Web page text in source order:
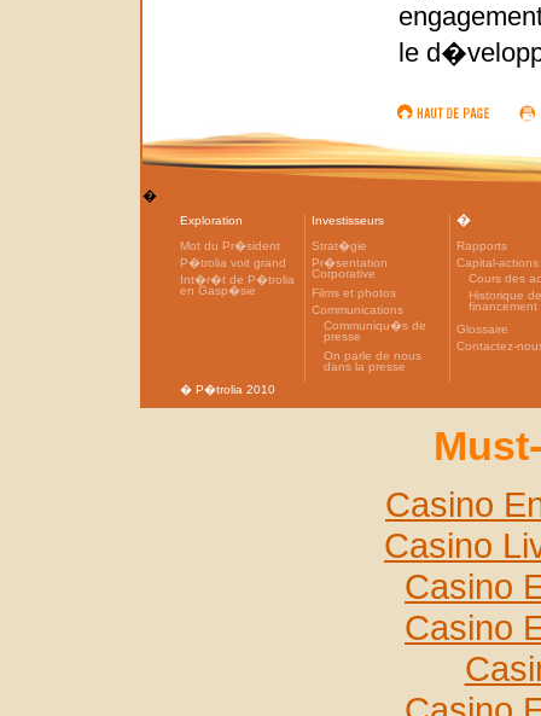
le
�
Exploration
Mot du Pr�sident
P�trolia voit grand
Int�r�t de P�trolia
en Gasp�sie
Investisseurs
Strat�gie
Pr�sentation
Corporative
Films et photos
Communications
Communiqu�s de
presse
On parle de nous
dans la presse
�
Rapports
Capital-actions
Cours des
Historique de
financement
Glossaire
Contactez-
� P�trolia 2010
Casino
Casino
Casino
Casino